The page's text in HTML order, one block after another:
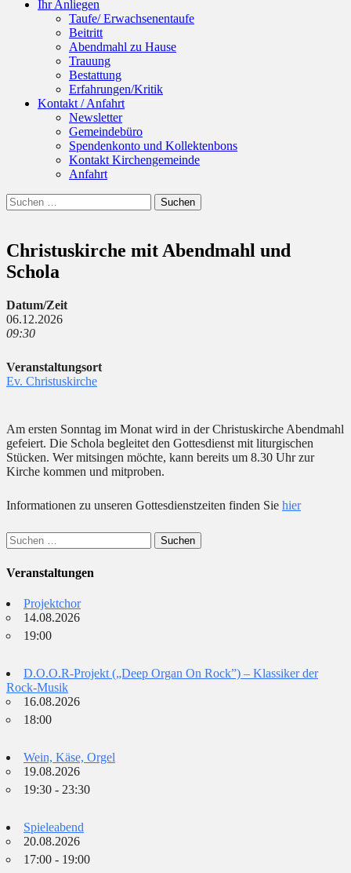
Ihr Anliegen
Taufe/ Erwachsenentaufe
Beitritt
Abendmahl zu Hause
Trauung
Bestattung
Erfahrungen/Kritik
Kontakt / Anfahrt
Newsletter
Gemeindebüro
Spendenkonto und Kollektenbons
Kontakt Kirchengemeinde
Anfahrt
Suchen
Suchen
nach:
Christuskirche mit Abendmahl und
Schola
Datum/Zeit
06.12.2026
09:30
Veranstaltungsort
Ev. Christuskirche
Am ersten Sonntag im Monat wird in der Christuskirche Abendmahl
gefeiert. Die Schola begleitet den Gottesdienst mit liturgischen
Stücken. Wer mitsingen möchte, kann bereits um 8.30 Uhr zur
Kirche kommen und mitproben.
Informationen zu unseren Gottesdienstzeiten finden Sie hier
Suchen
nach:
Veranstaltungen
Projektchor
14.08.2026
19:00
D.O.O.R-Projekt („Deep Organ On Rock”) – Klassiker der
Rock-Musik
16.08.2026
18:00
Wein, Käse, Orgel
19.08.2026
19:30 - 23:30
Spieleabend
20.08.2026
17:00 - 19:00